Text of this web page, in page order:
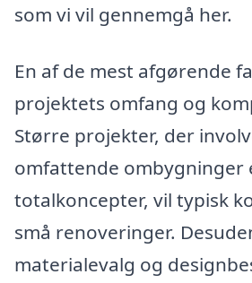
som vi vil gennemgå her.
En af de mest afgørende
projektets omfang og
Større projekter, der
omfattende ombygninger
totalkoncepter, vil typisk
små renoveringer.
materialevalg og